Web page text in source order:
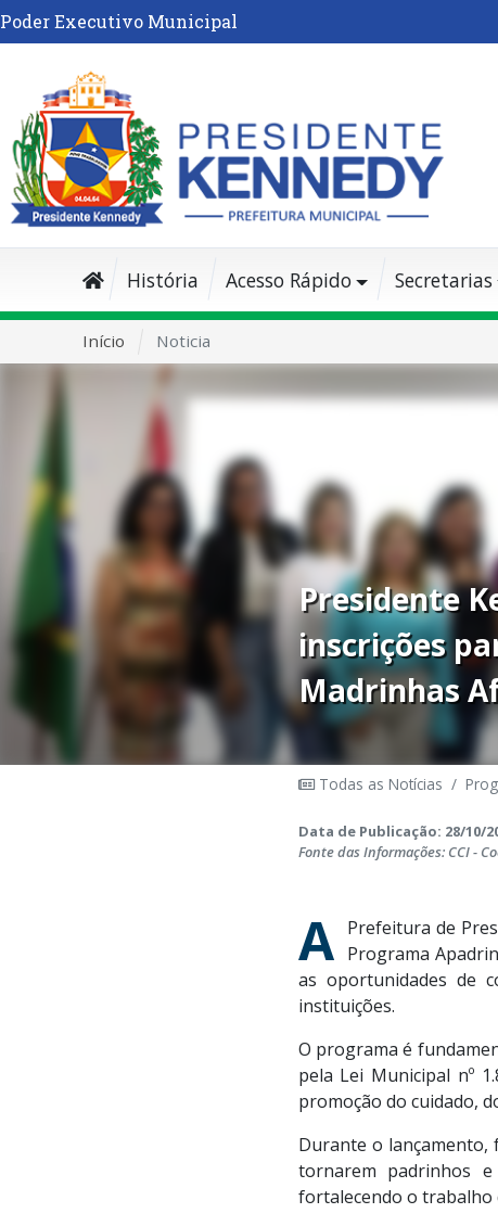
Poder Executivo Municipal
História Acesso Rápido Secretarias
Início Noticia
Presidente
inscrições
Madrinhas
Todas as Notícias /
Data de Publicação: 28/10/
Fonte das Informações: CCI -
A
Prefeitura de
Programa
as oportunidades de
instituições.
O programa é
pela Lei Municipal nº
promoção do cuidado,
Durante o lançamento,
tornarem padrinhos
fortalecendo o trabalho